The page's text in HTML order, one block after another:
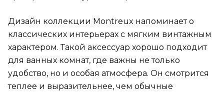
Дизайн коллекции Montreux напоминает о
классических интерьерах с мягким винтажным
характером. Такой аксессуар хорошо подходит
для ванных комнат, где важны не только
удобство, но и особая атмосфера. Он смотрится
теплее и выразительнее, чем обычные